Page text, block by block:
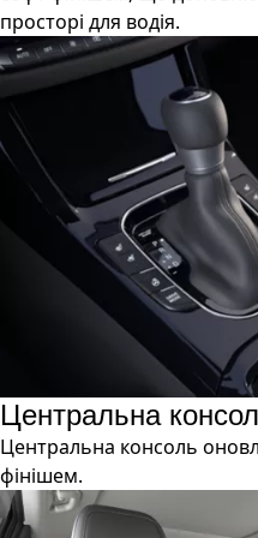
просторі для водія.
Центральна
Центральна консоль
фінішем.